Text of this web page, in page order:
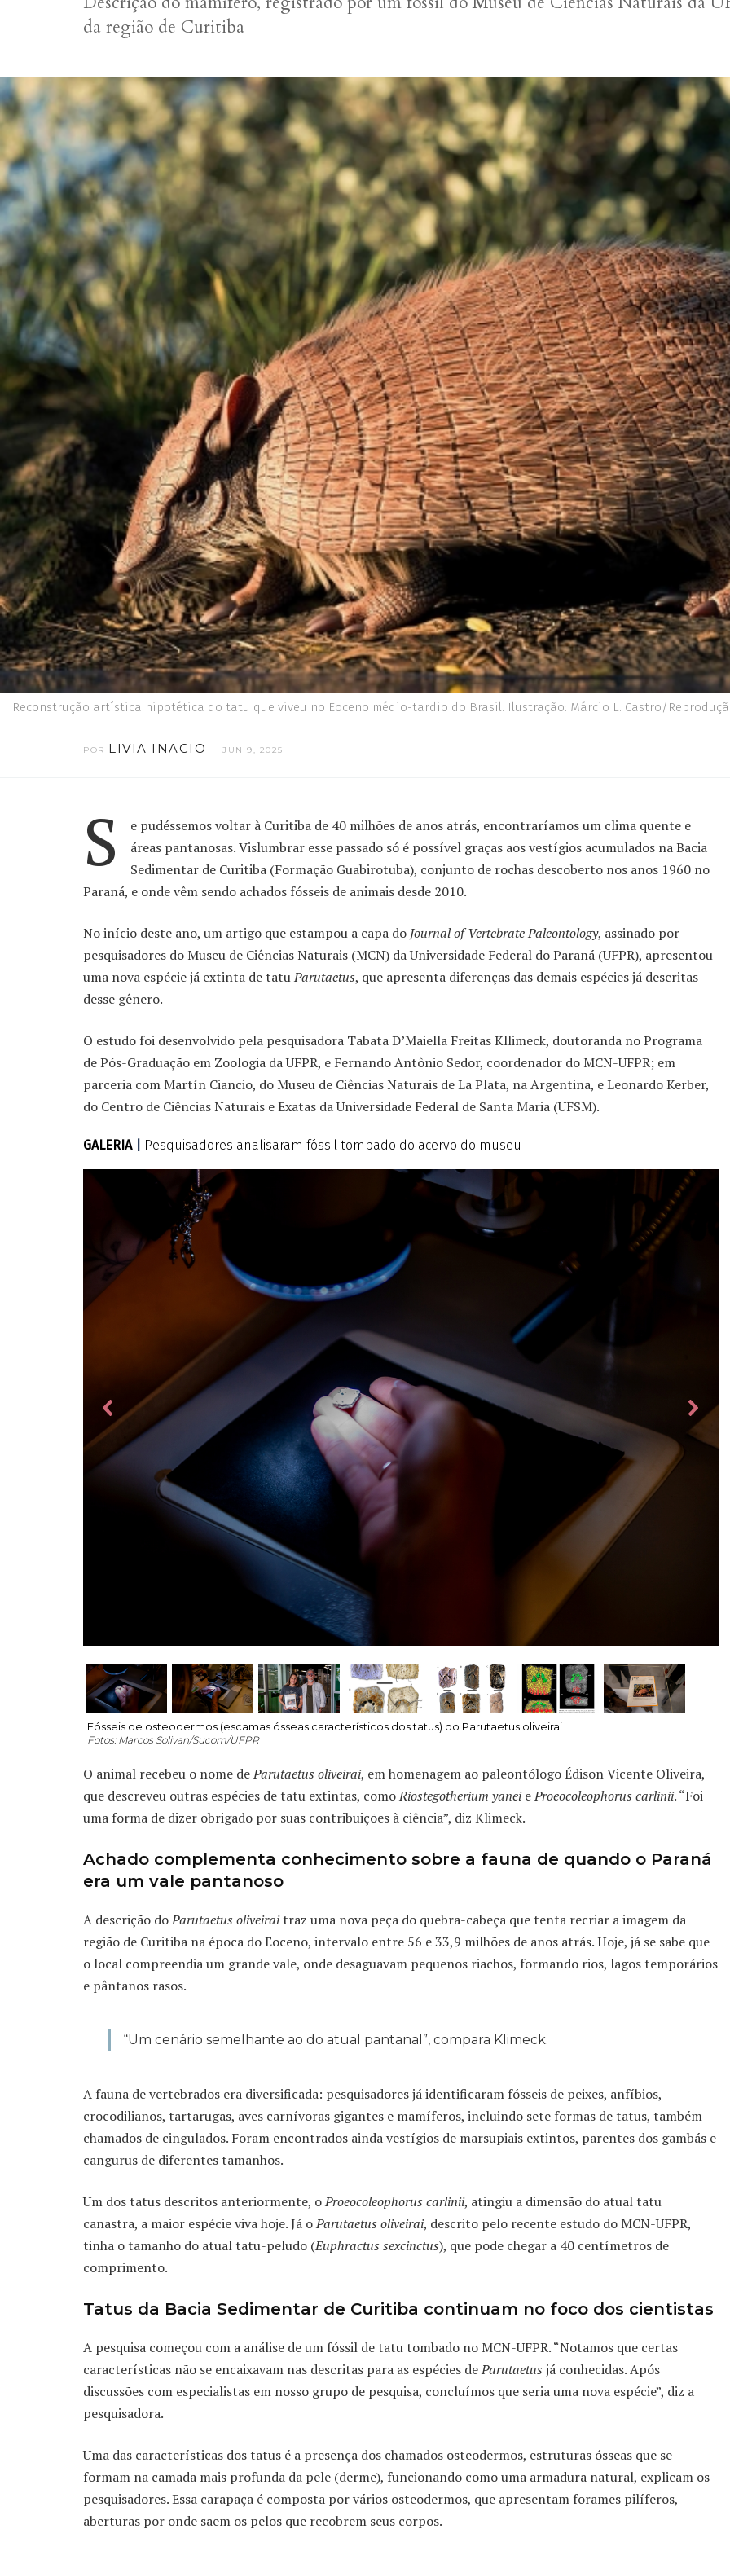
da região de Curitiba
Reconstrução artística hipotética do tatu que viveu no Eoceno médio-tardio do Brasil. Ilustração: Márcio L. Castro/
POR LIVIA INACIO JUN 9, 2025
S
e pudéssemos voltar à Curitiba de 40 milhões de anos atrás, encontraríamos um clima quente e
áreas pantanosas. Vislumbrar esse passado só é possível graças aos vestígios acumulados na Bacia
Sedimentar de Curitiba (Formação Guabirotuba), conjunto de rochas descoberto nos anos 1960 no
Paraná, e onde vêm sendo achados fósseis de animais desde 2010.
No início deste ano, um artigo que estampou a capa do Journal of Vertebrate Paleontology, assinado por
pesquisadores do Museu de Ciências Naturais (MCN) da Universidade Federal do Paraná (UFPR), apresentou
uma nova espécie já extinta de tatuParutaetus, que apresenta diferenças das demais espécies já descritas
desse gênero.
O estudo foi desenvolvido pela pesquisadora Tabata D’Maiella Freitas Kllimeck, doutoranda no Programa
de Pós-Graduação em Zoologia da UFPR, e Fernando Antônio Sedor, coordenador do MCN-UFPR; em
parceria com Martín Ciancio, do Museu de Ciências Naturais de La Plata, na Argentina, e Leonardo Kerber,
do Centro de Ciências Naturais e Exatas da Universidade Federal de Santa Maria (UFSM).
GALERIA Pesquisadores analisaram fóssil tombado do acervo do museu
Fósseis de osteodermos (escamas ósseas característicos dos tatus) do Parutaetus oliveirai
Fotos: Marcos Solivan/Sucom/UFPR
O animal recebeu o nome deParutaetus oliveirai, em homenagem ao paleontólogo Édison Vicente Oliveira,
que descreveu outras espécies de tatu extintas, comoRiostegotherium yaneieProeocoleophorus carlinii. “Foi
uma forma de dizer obrigado por suas contribuições à ciência”, diz Klimeck.
Achado complementa conhecimento sobre a fauna de quando o Paraná
era um vale pantanoso
A descrição doParutaetus oliveiraitraz uma nova peça do quebra-cabeça que tenta recriar a imagem da
região de Curitiba na época do Eoceno, intervalo entre 56 e 33,9 milhões de anos atrás. Hoje, já se sabe que
o local compreendia um grande vale, onde desaguavam pequenos riachos, formando rios, lagos temporários
e pântanos rasos.
“Um cenário semelhante ao do atual pantanal”, compara Klimeck.
A fauna de vertebrados era diversificada: pesquisadores já identificaram fósseis de peixes, anfíbios,
crocodilianos, tartarugas, aves carnívoras gigantes e mamíferos, incluindo sete formas de tatus, também
chamados de cingulados. Foram encontrados ainda vestígios de marsupiais extintos, parentes dos gambás e
cangurus de diferentes tamanhos.
Um dos tatus descritos anteriormente, oProeocoleophorus carlinii, atingiu a dimensão do atual tatu
canastra, a maior espécie viva hoje. Já oParutaetus oliveirai, descrito pelo recente estudo do MCN-UFPR,
tinha o tamanho do atual tatu-peludo (Euphractus sexcinctus), que pode chegar a 40 centímetros de
comprimento.
Tatus da Bacia Sedimentar de Curitiba continuam no foco dos cientistas
A pesquisa começou com a análise de um fóssil de tatu tombado no MCN-UFPR. “Notamos que certas
características não se encaixavam nas descritas para as espécies deParutaetus já conhecidas. Após
discussões com especialistas em nosso grupo de pesquisa, concluímos que seria uma nova espécie”, diz a
pesquisadora.
Uma das características dos tatus é a presença dos chamados osteodermos, estruturas ósseas que se
formam na camada mais profunda da pele (derme), funcionando como uma armadura natural, explicam os
pesquisadores. Essa carapaça é composta por vários osteodermos, que apresentam forames pilíferos,
aberturas por onde saem os pelos que recobrem seus corpos.